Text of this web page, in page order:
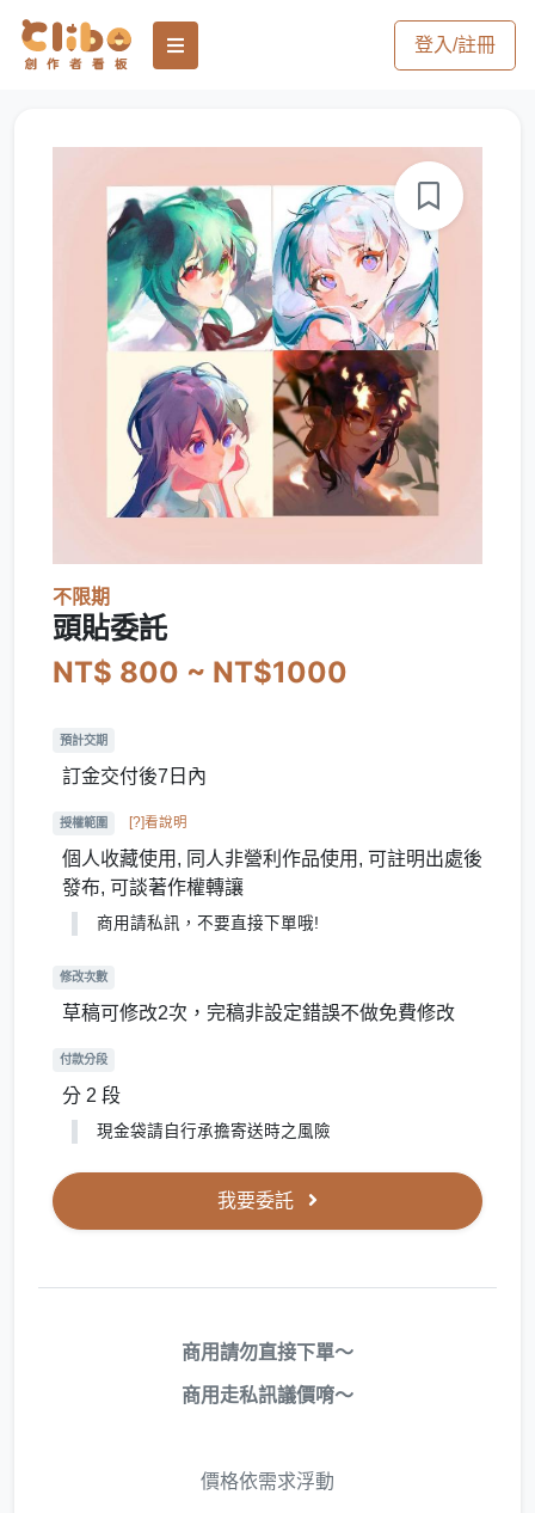
登入/註冊
不限期
頭貼委託
NT$ 800 ~ NT$1000
預計交期
訂金交付後7日內
授權範圍 [?]看說明
個人收藏使用, 同人非營利作品使用, 可註明出處後
發布, 可談著作權轉讓
商用請私訊，不要直接下單哦!
修改次數
草稿可修改2次，完稿非設定錯誤不做免費修改
付款分段
分 2 段
現金袋請自行承擔寄送時之風險
我要委託
商用請勿直接下單～
商用走私訊議價唷～
價格依需求浮動